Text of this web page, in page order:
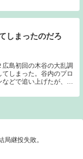
る巨人はやはり強い。先
被安打６（被本塁打
しまったのだろ
広島初回の木谷の大乱調
しまった。谷内のプロ
どで追い上げたが、初
てしまったのだろう？序
継投失敗。